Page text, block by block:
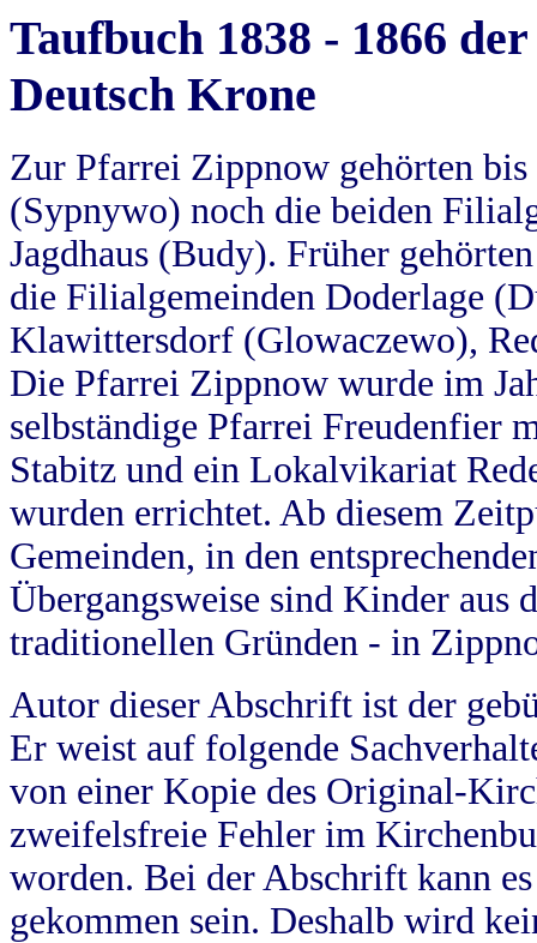
Taufbuch 1838 - 1866
Deutsch Krone
Zur Pfarrei Zippnow gehörten
(Sypnywo) noch die beiden
Jagdhaus (Budy). Früher
die Filialgemeinden Doderlage
Klawittersdorf (Glowaczewo),
Die Pfarrei Zippnow wurde im
selbständige Pfarrei Freudenfier
Stabitz und ein Lokalvikariat
wurden errichtet. Ab diesem
Gemeinden, in den
Übergangsweise sind Kinder aus
traditionellen Gründen - in
Autor dieser Abschrift ist der
Er weist auf folgende
von einer Kopie des Original-
zweifelsfreie Fehler im
worden. Bei der Abschrift kann
gekommen sein. Deshalb wird